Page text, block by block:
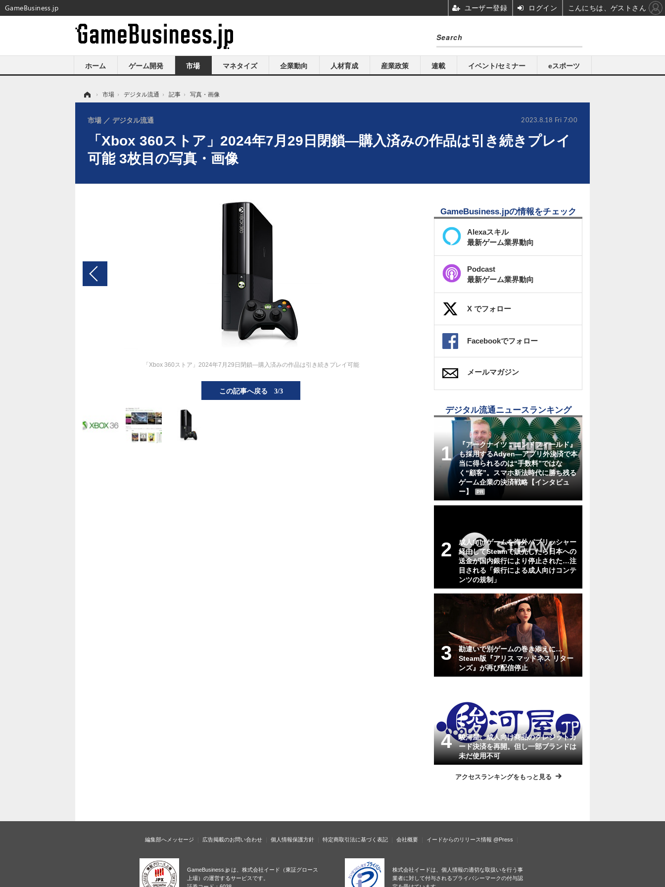
ホーム ゲーム開発 市場 マネタイズ 企業動向 人材育成 産業政策 連載 イベント/セミナー eスポーツ
› 市場 › デジタル流通 › 記事 › 写真・画像
「Xbox 360ストア」2024年7月29日閉鎖―購入済みの作品は引き続きプレイ
可能 3枚目の写真・画像
市場 デジタル流通 2023.8.18 Fri 7:00
「Xbox 360ストア」2024年7月29日閉鎖―購入済みの作品は引き続きプレイ可能
この記事へ戻る 3/3
GameBusiness.jpの情報をチェック
Alexaスキル
最新ゲーム業界動向
Podcast
最新ゲーム業界動向
X でフォロー
Facebookでフォロー
メールマガジン
デジタル流通ニュースランキング
『アークナイツ：エンドフィールド』
も採用するAdyen―アプリ外決済で本
当に得られるのは“手数料”ではな
く“顧客”。スマホ新法時代に勝ち残る
ゲーム企業の決済戦略【インタビュ
ー】
PR
成人向けゲームを海外パブリッシャー
経由してSteamで販売したら日本への
送金が国内銀行により停止された…注
目される「銀行による成人向けコンテ
ンツの規制」
勘違いで別ゲームの巻き添えに…
Steam版『アリス マッドネス リター
ンズ』が再び配信停止
駿河屋、成人向け商品のクレジットカ
ード決済を再開。但し一部ブランドは
未だ使用不可
アクセスランキングをもっと見る
編集部へメッセージ 広告掲載のお問い合わせ 個人情報保護方針 特定商取引法に基づく表記 会社概要 イードからのリリース情報 @Press
GameBusiness.jp は、株式会社イード（東証グロース
上場）の運営するサービスです。
株式会社イードは、個人情報の適切な取扱いを行う事
業者に対して付与されるプライバシーマークの付与認
GameBusiness.jp ユーザー登録 ログイン こんにちは、ゲストさん